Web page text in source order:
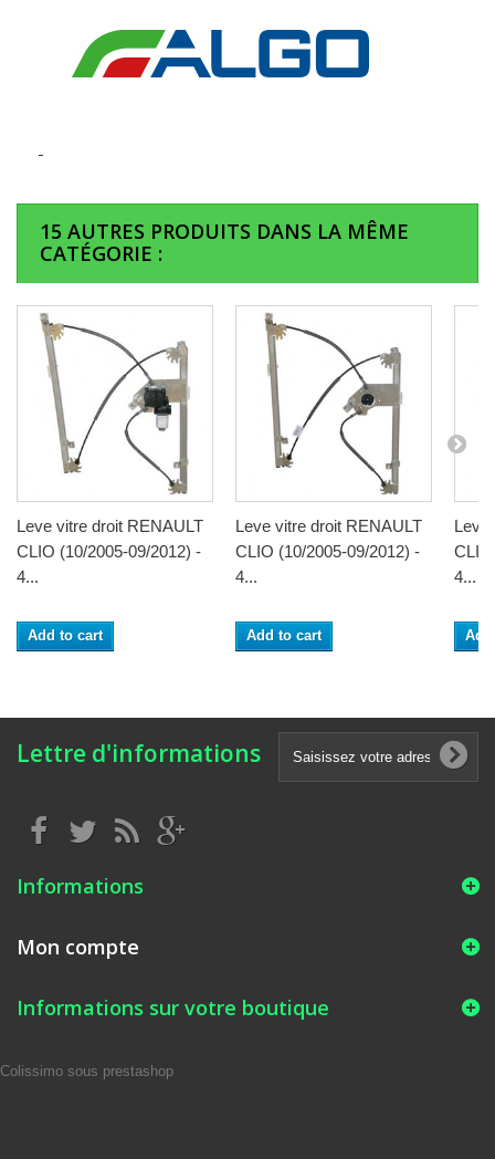
15 AUTRES PRODUITS DANS LA MÊME
CATÉGORIE :
Leve vitre droit RENAULT
CLIO (10/2005-09/2012) -
4...
Add to cart
Leve vitre droit RENAULT
CLIO (10/2005-09/2012) -
4...
Add to cart
Leve
4...
Lettre d'informations
Informations
Mon compte
Informations sur votre boutique
Colissimo sous prestashop